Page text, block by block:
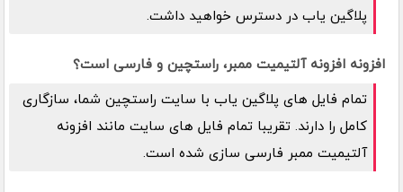
پلاگین یاب در دسترس خواهید داشت.
افزونه افزونه آلتیمیت ممبر، راستچین و فارسی است؟
تمام فایل های پلاگین یاب با سایت راستچین شما، سازگاری
کامل را دارند. تقریبا تمام فایل های سایت مانند افزونه
آلتیمیت ممبر فارسی سازی شده است.